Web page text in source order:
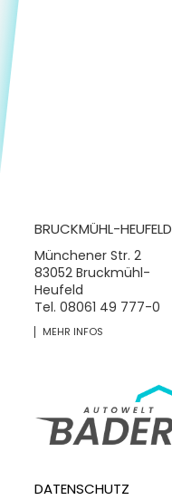
BRUCKMÜHL-HEUFELD
Münchener Str. 2
83052 Bruckmühl-
Heufeld
Tel.08061 49 777-0
MEHR INFOS
DATENSCHUTZ